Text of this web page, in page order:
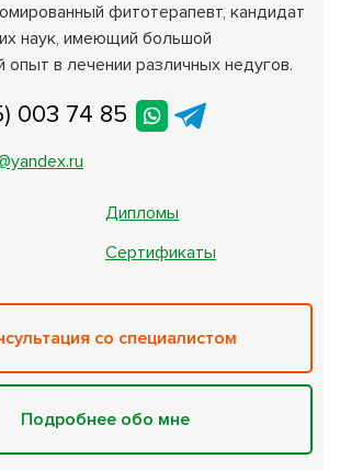
фитотерапевт, кандидат
наук, имеющий большой
опыт в лечении различных недугов.
003 74 85
Дипломы
Сертификаты
со специалистом
Подробнее обо мне